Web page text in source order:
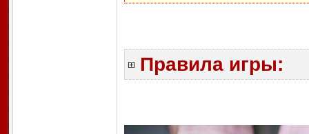
Правила игры: